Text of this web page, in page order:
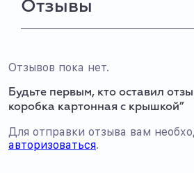
Отзывы
Отзывов пока нет.
Будьте первым, кто оставил
коробка картонная с крышкой”
Для отправки отзыва вам
авторизоваться.